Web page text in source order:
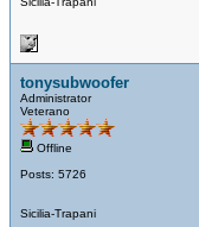
tonysubwoofer
Administrator
Veterano
Offline
Posts: 5726
Sicilia-Trapani